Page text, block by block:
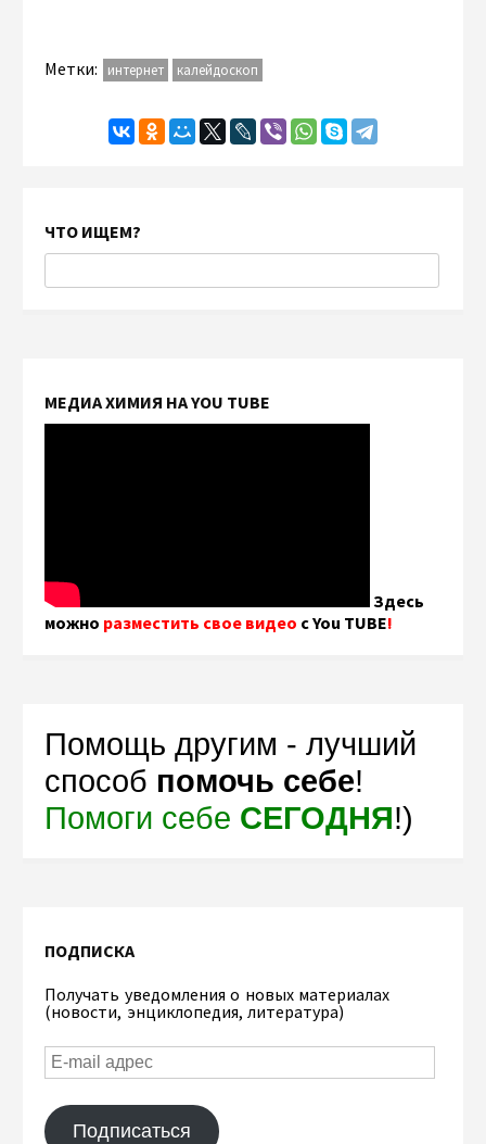
Метки: интернет калейдоскоп
ЧТО ИЩЕМ?
МЕДИА ХИМИЯ НА YOU TUBE
Здесь
можно разместить свое видео с You TUBE!
Помощь другим - лучший
способ помочь себе!
Помоги себе СЕГОДНЯ!)
ПОДПИСКА
Получать уведомления о новых материалах
(новости, энциклопедия, литература)
Подписаться